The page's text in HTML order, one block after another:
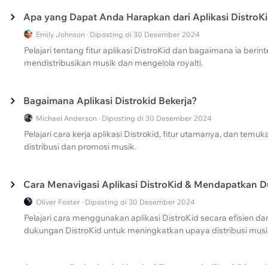
Apa yang Dapat Anda Harapkan dari Aplikasi
Emily Johnson · Diposting di 30 Desember 2024
Pelajari tentang fitur aplikasi DistroKid dan bagaimana ia
mendistribusikan musik dan mengelola royalti.
Bagaimana Aplikasi Distrokid Bekerja?
Michael Anderson · Diposting di 30 Desember 2024
Pelajari cara kerja aplikasi Distrokid, fitur utamanya, dan
distribusi dan promosi musik.
Cara Menavigasi Aplikasi DistroKid & Mendapatkan
Oliver Foster · Diposting di 30 Desember 2024
Pelajari cara menggunakan aplikasi DistroKid secara efisien
dukungan DistroKid untuk meningkatkan upaya distribusi